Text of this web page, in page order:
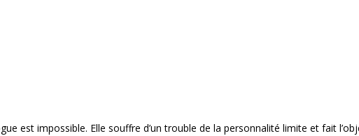
est impossible. Elle souffre d’un trouble de la personnalité limite et fait